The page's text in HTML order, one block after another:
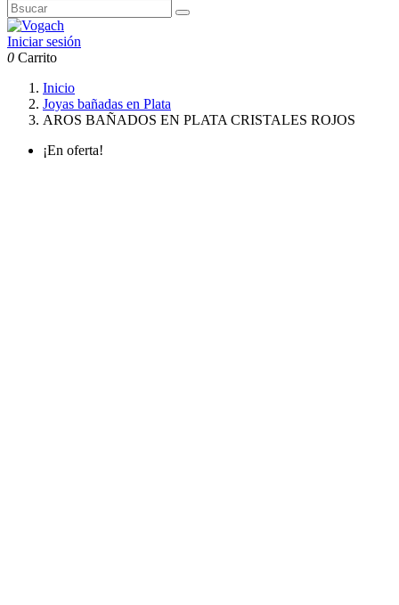
Iniciar sesión
0 Carrito
Inicio
Joyas bañadas en Plata
AROS BAÑADOS EN PLATA CRISTALES ROJOS
¡En oferta!